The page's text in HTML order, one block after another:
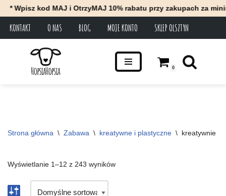
MAJ i OtrzyMAJ 10% rabatu przy zakupach za minimum 100
KONTAKT O NAS BLOG MOJE KONTO SKLEP OLSZTYN
0
Strona główna \ Zabawa \ kreatywne i plastyczne \ kreatywnie
Wyświetlanie 1–12 z 243 wyników